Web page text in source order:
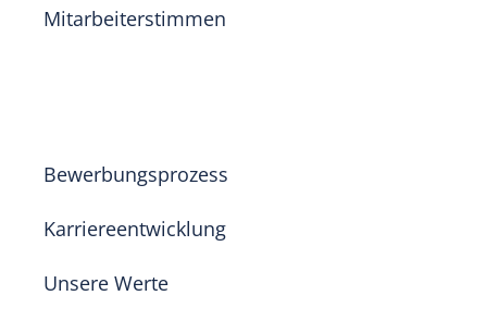
Mitarbeiterstimmen
Bewerbungsprozess
Karriereentwicklung
Unsere Werte